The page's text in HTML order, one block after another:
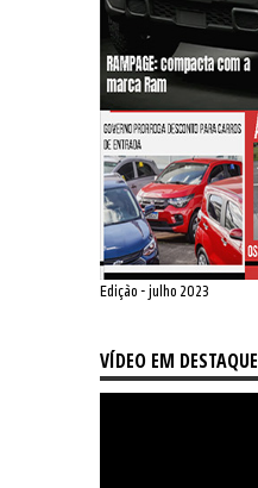
Edição - julho 2023
VÍDEO EM DESTAQUE